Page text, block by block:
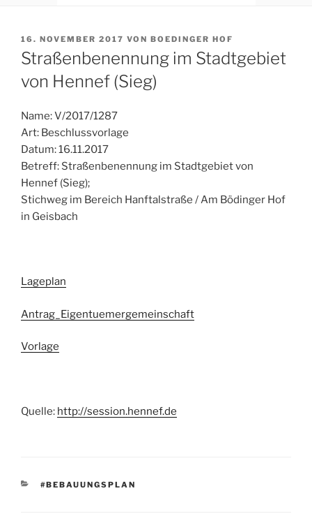
VERÖFFENTLICHT
AM
16. NOVEMBER 2017 VON BOEDINGER HOF
Straßenbenennung im Stadtgebiet
von Hennef (Sieg)
Name: V/2017/1287
Art: Beschlussvorlage
Datum: 16.11.2017
Betreff: Straßenbenennung im Stadtgebiet von
Hennef (Sieg);
Stichweg im Bereich Hanftalstraße / Am Bödinger Hof
in Geisbach
Lageplan
Antrag_Eigentuemergemeinschaft
Vorlage
Quelle: http://session.hennef.de
KATEGORIEN
#BEBAUUNGSPLAN